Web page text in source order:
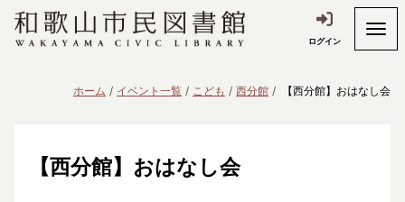
ログイン
ホーム イベント一覧 こども 西分館 【西分館】おはなし会
【西分館】おはなし会